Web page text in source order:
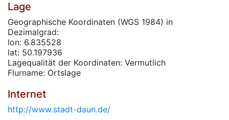
Lage
Geographische Koordinaten (WGS 1984) in
Dezimalgrad:
lon: 6.835528
lat: 50.197936
Lagequalität der Koordinaten: Vermutlich
Flurname: Ortslage
Internet
http://www.stadt-daun.de/